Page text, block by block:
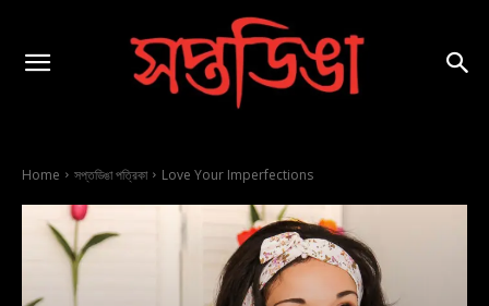
Home সপ্তডিঙা পত্রিকা Love Your Imperfections